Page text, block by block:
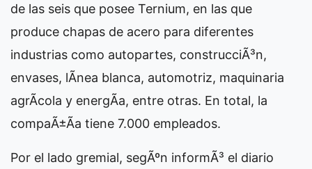
de las seis que posee Ternium, en las que
produce chapas de acero para diferentes
industrias como autopartes, construcciÃ³n,
envases, lÃ­nea blanca, automotriz, maquinaria
agrÃ­cola y energÃ­a, entre otras. En total, la
compaÃ±Ã­a tiene 7.000 empleados.
Por el lado gremial, segÃºn informÃ³ el diario